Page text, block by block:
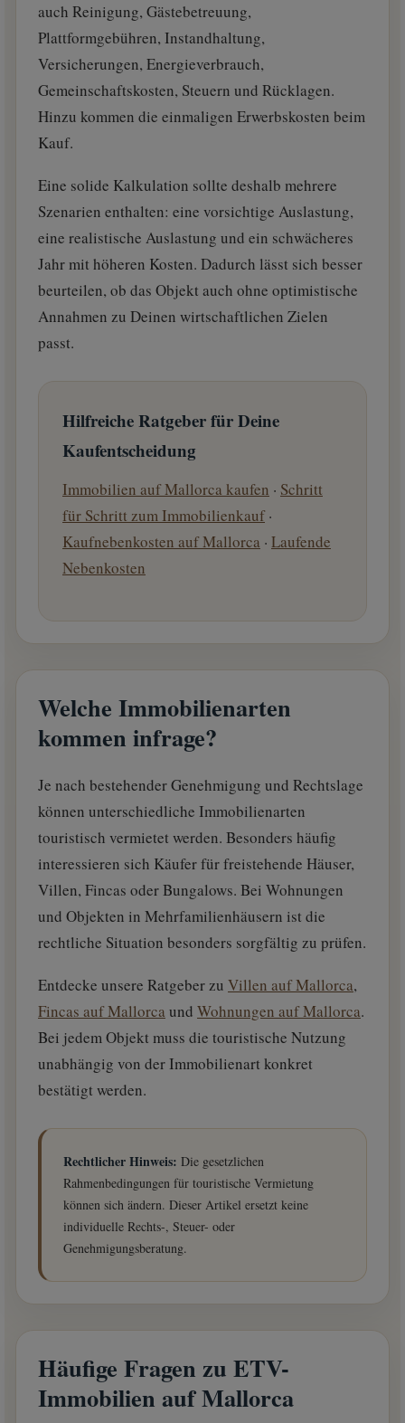
auch Reinigung, Gästebetreuung,
Plattformgebühren, Instandhaltung,
Versicherungen, Energieverbrauch,
Gemeinschaftskosten, Steuern und Rücklagen.
Hinzu kommen die einmaligen Erwerbskosten beim
Kauf.
Eine solide Kalkulation sollte deshalb mehrere
Szenarien enthalten: eine vorsichtige Auslastung,
eine realistische Auslastung und ein schwächeres
Jahr mit höheren Kosten. Dadurch lässt sich besser
beurteilen, ob das Objekt auch ohne optimistische
Annahmen zu Deinen wirtschaftlichen Zielen
passt.
Hilfreiche Ratgeber für Deine
Kaufentscheidung
Immobilien auf Mallorca kaufen · Schritt
für Schritt zum Immobilienkauf ·
Kaufnebenkosten auf Mallorca · Laufende
Nebenkosten
Welche Immobilienarten
kommen infrage?
Je nach bestehender Genehmigung und Rechtslage
können unterschiedliche Immobilienarten
touristisch vermietet werden. Besonders häufig
interessieren sich Käufer für freistehende Häuser,
Villen, Fincas oder Bungalows. Bei Wohnungen
und Objekten in Mehrfamilienhäusern ist die
rechtliche Situation besonders sorgfältig zu prüfen.
Entdecke unsere Ratgeber zu Villen auf Mallorca,
Fincas auf Mallorca und Wohnungen auf Mallorca.
Bei jedem Objekt muss die touristische Nutzung
unabhängig von der Immobilienart konkret
bestätigt werden.
Rechtlicher Hinweis: Die gesetzlichen
Rahmenbedingungen für touristische Vermietung
können sich ändern. Dieser Artikel ersetzt keine
individuelle Rechts-, Steuer- oder
Genehmigungsberatung.
Häufige Fragen zu ETV-
Immobilien auf Mallorca